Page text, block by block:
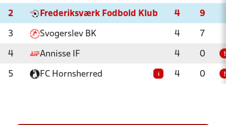
2 Frederiksværk Fodbold Klub 4 9
3 Svogerslev BK 4 7
4 Annisse IF 4 0 !
5 FC Hornsherred i 4 0 !